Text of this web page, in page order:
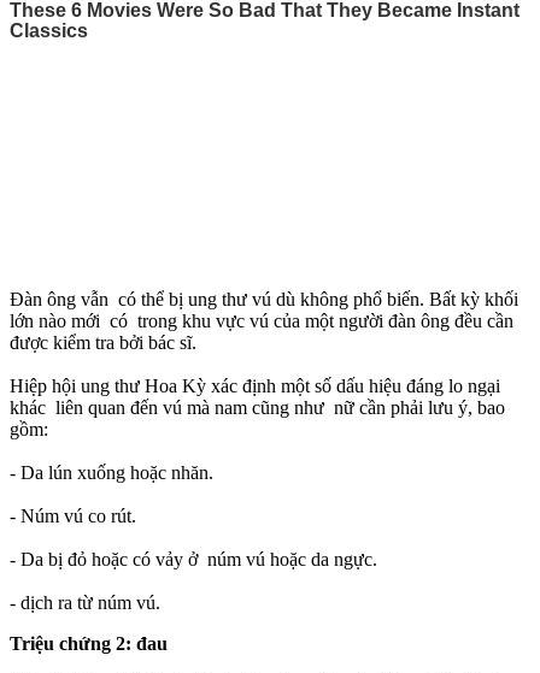
Đàn ông vẫn có thể bị ung thư v‌ú dù không phổ biến. Bất kỳ khối
lớn nào mới có trong khu vực v‌ú của một người đàn ông đều cần
được kiểm tra bởi bác sĩ.
Hiệp hội ung thư Hoa Kỳ xác định một số dấu hiệu đáng lo ngại
khác liên quan đến v‌ú mà nam cũng như nữ cần phải lưu ý, bao
gồm:
- Da lún xuống hoặc nhăn.
- Núm v‌ú co rút.
- Da bị đỏ hoặc có vảy ở núm v‌ú hoặc da ngực.
- dịch ra từ núm v‌ú.
Triệu chứng 2: đau